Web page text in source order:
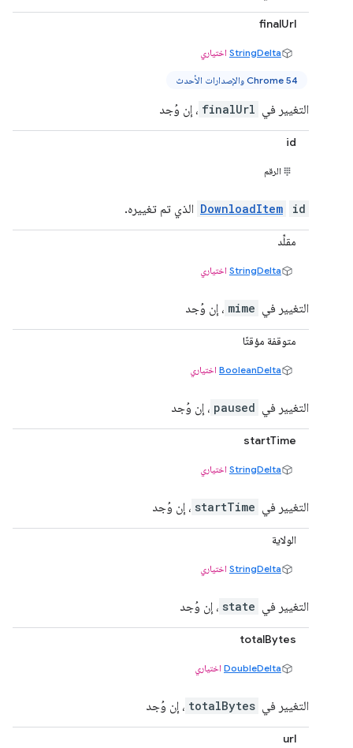
finalUrl
StringDelta اختياري
Chrome 54 والإصدارات الأحدث
التغيير في finalUrl ، إن وُجد
id
الرقم
id
DownloadItem الذي تم تغييره.
مقلِّد
StringDelta اختياري
التغيير في mime ، إن وُجد
متوقفة مؤقتًا
BooleanDelta اختياري
التغيير في paused ، إن وُجد
startTime
StringDelta اختياري
التغيير في startTime ، إن وُجد
الولاية
StringDelta اختياري
التغيير في state ، إن وُجد
totalBytes
DoubleDelta اختياري
التغيير في totalBytes ، إن وُجد
url